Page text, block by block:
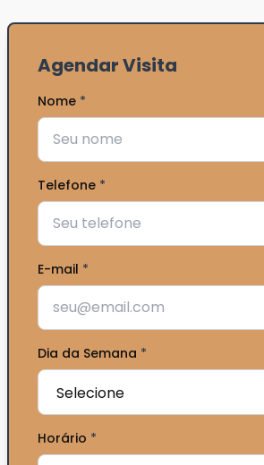
Agendar Visita
Nome *
Telefone *
E-mail *
Dia da Semana *
Horário *